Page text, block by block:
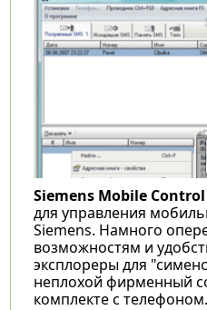
Siemens Mobile Control
для управления
Siemens. Намного
возможностям и
эксплореры для
неплохой фирменный
комплекте с телефоном.